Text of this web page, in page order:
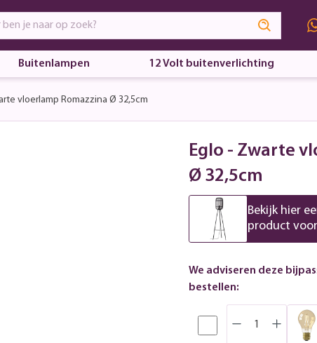
Buitenlampen 12 Volt buitenverlichting
vloerlamp Romazzina Ø 32,5cm
Eglo - Zwarte
Ø 32,5cm
Bekijk hier
product voor
We adviseren deze
bestellen: